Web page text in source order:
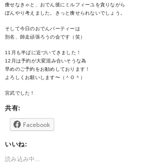
痩せなきゃと、おでん後にミルフィーユを貪りながら
ぼんやり考えました。きっと痩せられないでしょう。
そして今日のおでんパーティーは
別名、師走頑張ろうの会です（笑）
11月も半ばに近づいてきました！
12月は予約が大変混み合いそうな為
早めのご予約をお勧めしております！
よろしくお願いします〜（＾Ｏ＾）
宮武でした！
共有:
Facebook
いいね:
読み込み中...